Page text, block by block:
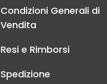
Condizioni Generali di
Vendita
Resi e Rimborsi
Spedizione